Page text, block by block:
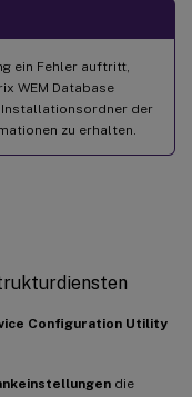
ein Fehler auftritt,
WEM Database
Installationsordner der
zu erhalten.
Configuration Utility
die